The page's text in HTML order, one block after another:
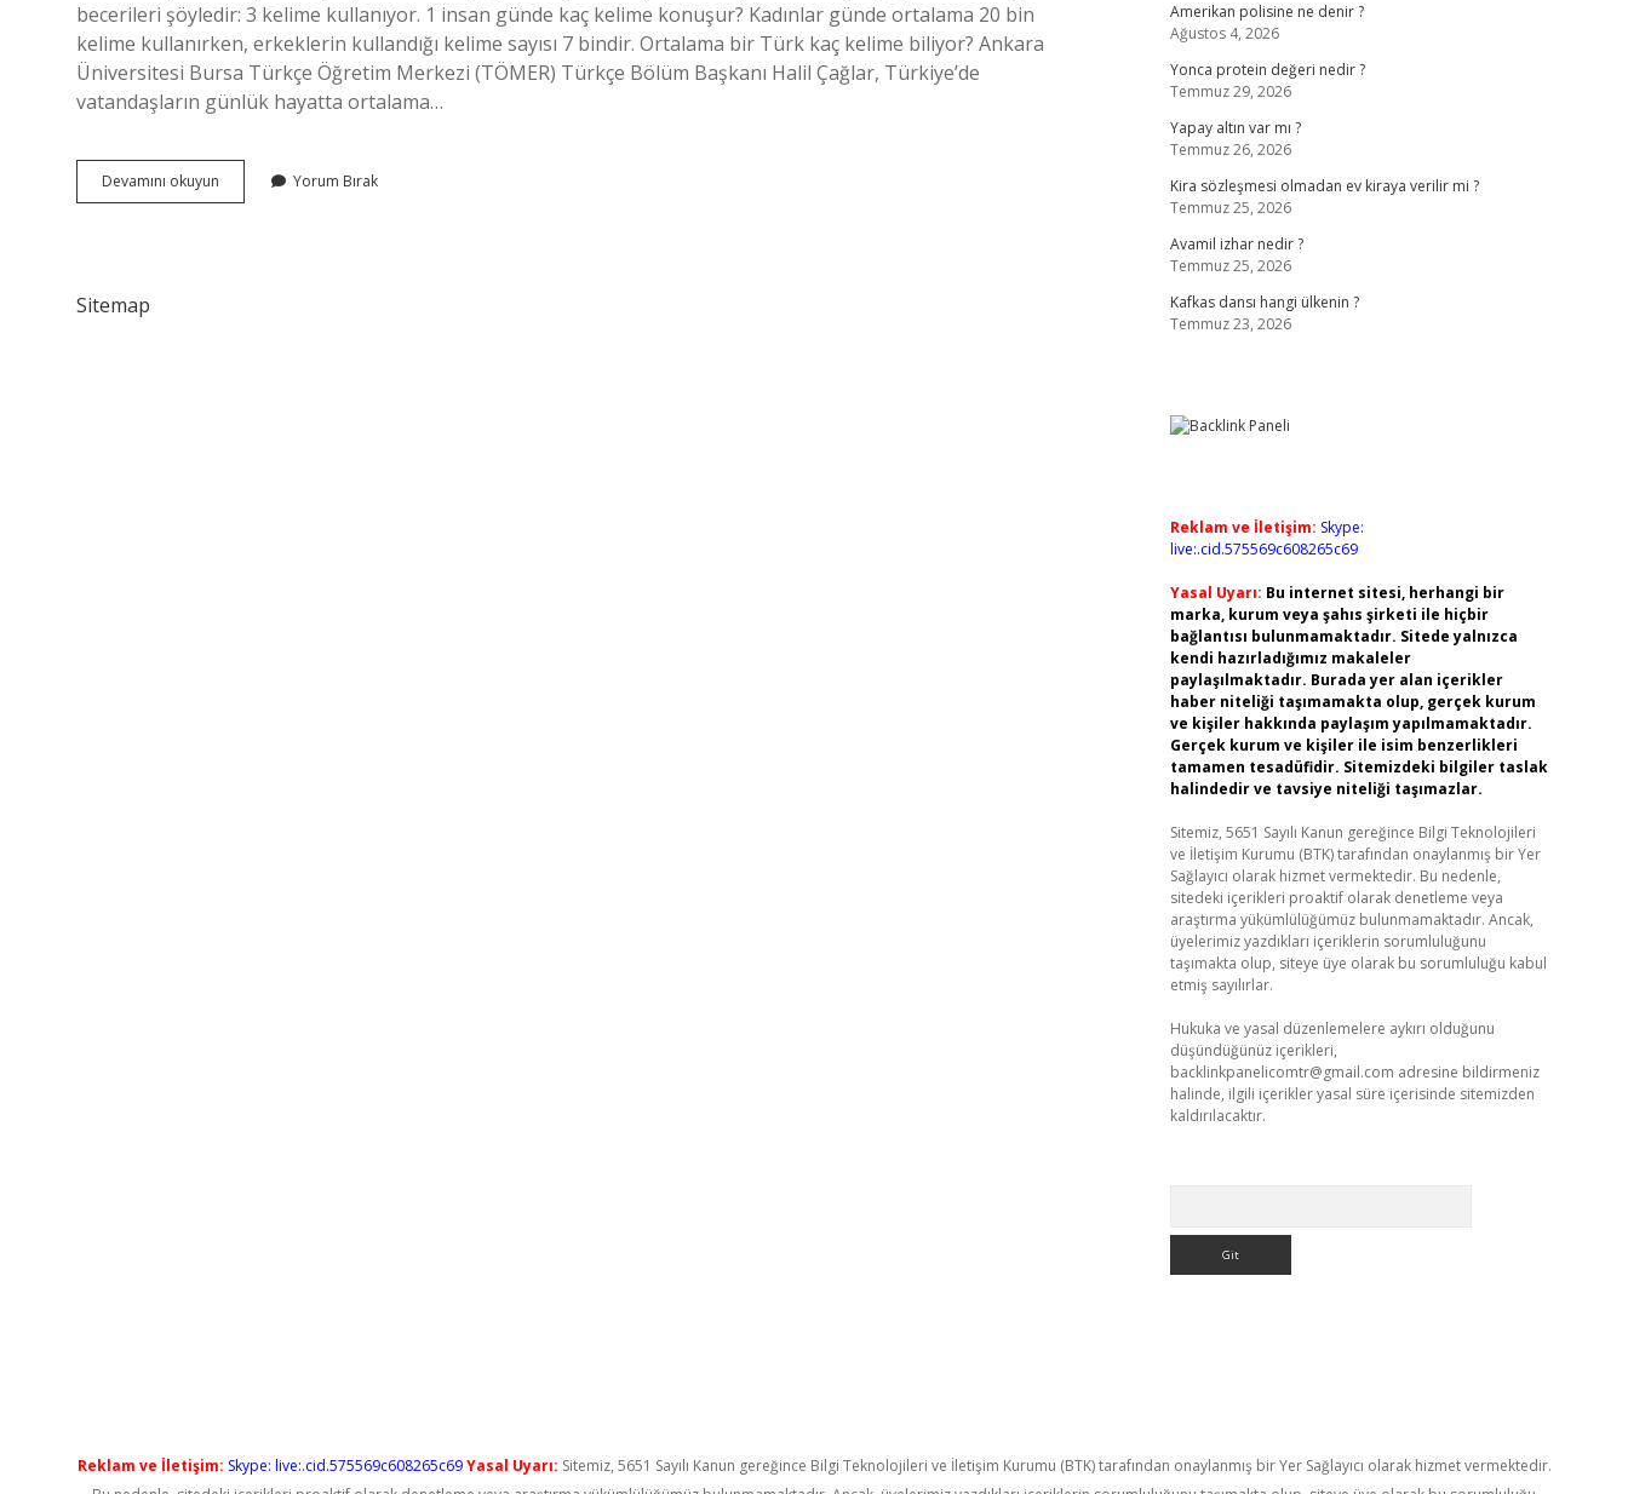
becerileri şöyledir: 3 kelime kullanıyor. 1 insan günde kaç kelime konuşur? Kadınlar günde ortalama 20 bin
kelime kullanırken, erkeklerin kullandığı kelime sayısı 7 bindir. Ortalama bir Türk kaç kelime biliyor? Ankara
Üniversitesi Bursa Türkçe Öğretim Merkezi (TÖMER) Türkçe Bölüm Başkanı Halil Çağlar, Türkiye’de
vatandaşların günlük hayatta ortalama…
Devamını okuyun
Dağarcığı
Yorum Bırak
Sitemap
Amerikan polisine ne denir ?
Ağustos 4, 2026
Yonca protein değeri nedir ?
Temmuz 29, 2026
Yapay altın var mı ?
Temmuz 26, 2026
Kira sözleşmesi olmadan ev kiraya verilir mi ?
Temmuz 25, 2026
Avamil izhar nedir ?
Temmuz 25, 2026
Kafkas dansı hangi ülkenin ?
Temmuz 23, 2026
Reklam ve İletişim: Skype:
live:.cid.575569c608265c69
Yasal Uyarı: Bu internet sitesi, herhangi bir
marka, kurum veya şahıs şirketi ile hiçbir
bağlantısı bulunmamaktadır. Sitede yalnızca
kendi hazırladığımız makaleler
paylaşılmaktadır. Burada yer alan içerikler
haber niteliği taşımamakta olup, gerçek kurum
ve kişiler hakkında paylaşım yapılmamaktadır.
Gerçek kurum ve kişiler ile isim benzerlikleri
tamamen tesadüfidir. Sitemizdeki bilgiler taslak
halindedir ve tavsiye niteliği taşımazlar.
Sitemiz, 5651 Sayılı Kanun gereğince Bilgi Teknolojileri
ve İletişim Kurumu (BTK) tarafından onaylanmış bir Yer
Sağlayıcı olarak hizmet vermektedir. Bu nedenle,
sitedeki içerikleri proaktif olarak denetleme veya
araştırma yükümlülüğümüz bulunmamaktadır. Ancak,
üyelerimiz yazdıkları içeriklerin sorumluluğunu
taşımakta olup, siteye üye olarak bu sorumluluğu kabul
etmiş sayılırlar.
Hukuka ve yasal düzenlemelere aykırı olduğunu
düşündüğünüz içerikleri,
backlinkpanelicomtr@gmail.com adresine bildirmeniz
halinde, ilgili içerikler yasal süre içerisinde sitemizden
kaldırılacaktır.
Reklam ve İletişim: Skype: live:.cid.575569c608265c69 Yasal Uyarı: Sitemiz, 5651 Sayılı Kanun gereğince Bilgi Teknolojileri ve İletişim Kurumu (BTK) tarafından onaylanmış bir Yer Sağlayıcı olarak hizmet vermektedir.